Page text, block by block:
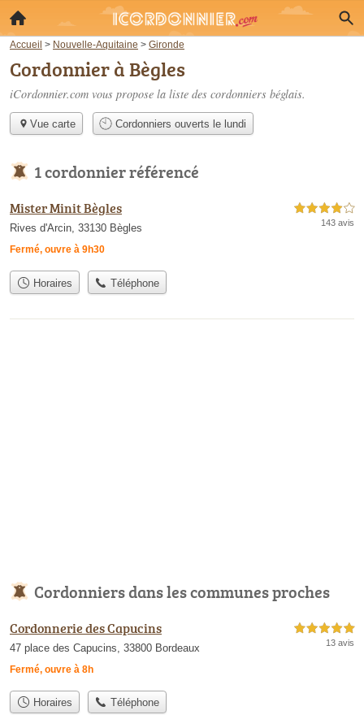
Accueil > Nouvelle-Aquitaine > Gironde
Cordonnier à Bègles
iCordonnier.com vous propose la liste des cordonniers béglais.
Vue carte Cordonniers ouverts le lundi
1 cordonnier référencé
Mister Minit Bègles
Rives d'Arcin, 33130 Bègles
Fermé, ouvre à 9h30
4,0 étoiles sur 5
143 avis
Horaires Téléphone
Cordonniers dans les communes proches
Cordonnerie des Capucins
47 place des Capucins, 33800 Bordeaux
Fermé, ouvre à 8h
5,0 étoiles sur 5
13 avis
Horaires Téléphone